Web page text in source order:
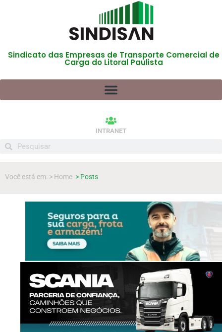
Sindicato das Empresas de Transporte Comercial de
Carga do Litoral Paulista
INTRANET
Você está em: > Home > Posts